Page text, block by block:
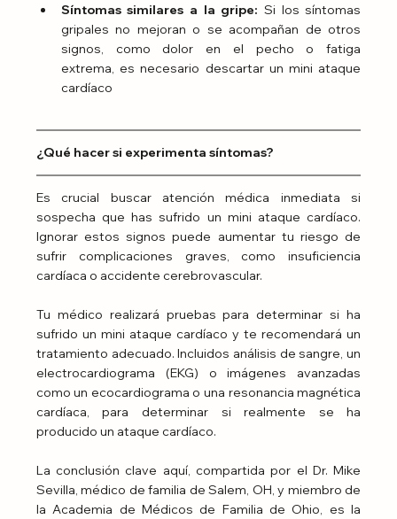
Síntomas similares a la gripe: Si los síntomas
gripales no mejoran o se acompañan de otros
signos, como dolor en el pecho o fatiga
extrema, es necesario descartar un mini ataque
cardíaco
¿Qué hacer si experimenta síntomas?
Es crucial buscar atención médica inmediata si
sospecha que has sufrido un mini ataque cardíaco.
Ignorar estos signos puede aumentar tu riesgo de
sufrir complicaciones graves, como insuficiencia
cardíaca o accidente cerebrovascular.
Tu médico realizará pruebas para determinar si ha
sufrido un mini ataque cardíaco y te recomendará un
tratamiento adecuado. Incluidos análisis de sangre, un
electrocardiograma (EKG) o imágenes avanzadas
como un ecocardiograma o una resonancia magnética
cardíaca, para determinar si realmente se ha
producido un ataque cardíaco.
La conclusión clave aquí, compartida por el Dr. Mike
Sevilla, médico de familia de Salem, OH, y miembro de
la Academia de Médicos de Familia de Ohio, es la